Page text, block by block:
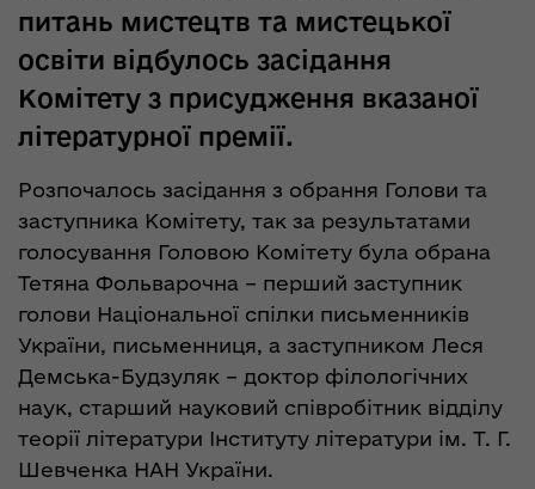
питань мистецтв та мистецької
освіти відбулось засідання
Комітету з присудження вказаної
літературної премії.
Розпочалось засідання з обрання Голови та
заступника Комітету, так за результатами
голосування Головою Комітету була обрана
Тетяна Фольварочна – перший заступник
голови Національної спілки письменників
України, письменниця, а заступником Леся
Демська-Будзуляк – доктор філологічних
наук, старший науковий співробітник відділу
теорії літератури Інституту літератури ім. Т. Г.
Шевченка НАН України.